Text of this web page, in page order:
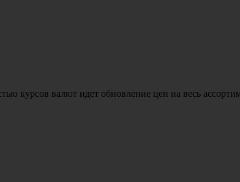
курсов валют идет обновление цен на весь